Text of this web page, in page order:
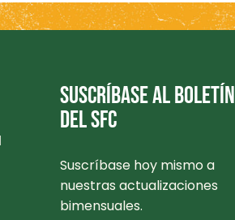
SUSCRÍBASE AL BOLETÍN
DEL SFC
Suscríbase hoy mismo a
nuestras actualizaciones
bimensuales.